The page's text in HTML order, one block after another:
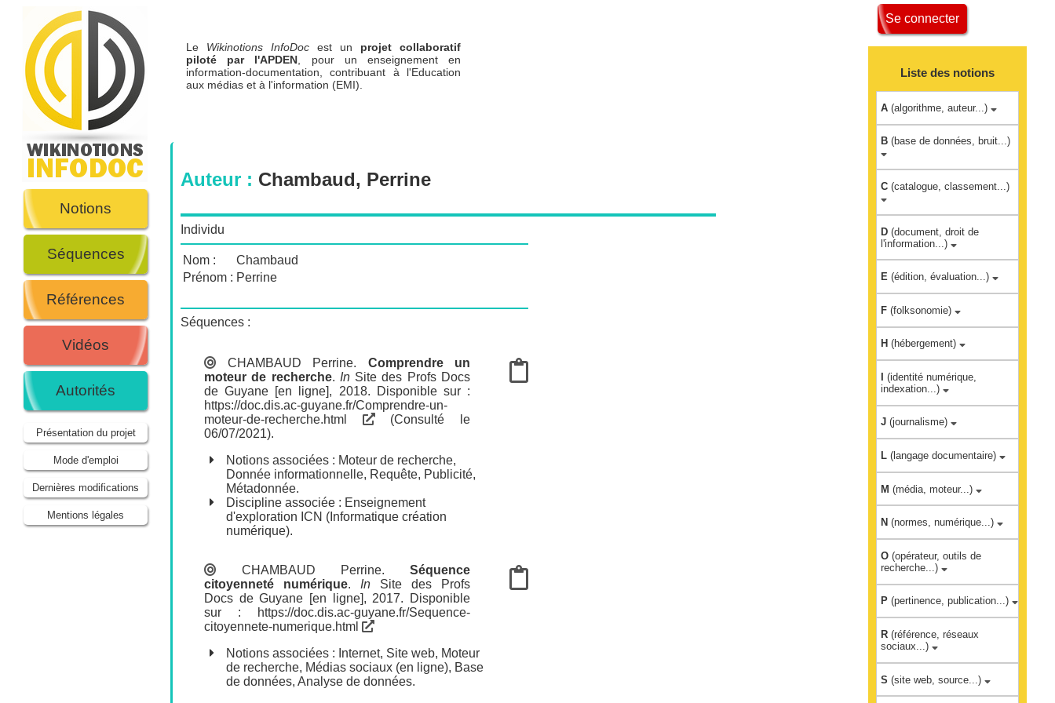
Notions
Séquences
Références
Vidéos
Autorités
Présentation du projet
Mode d'emploi
Dernières modifications
Mentions légales
Le Wikinotions InfoDoc est un projet collaboratif
piloté par l'APDEN, pour un enseignement en
information-documentation, contribuant à l'Education
aux médias et à l'information (EMI).
Auteur : Chambaud, Perrine
Individu
Nom :
Chambaud
Prénom : Perrine
Séquences :
CHAMBAUD Perrine. Comprendre un
moteur de recherche. InSite des Profs Docs
de Guyane [en ligne], 2018. Disponible sur :
https://doc.dis.ac-guyane.fr/Comprendre-un-
moteur-de-recherche.html
(Consulté le
06/07/2021).
Notions associées : Moteur de recherche,
Donnée informationnelle, Requête, Publicité,
Métadonnée.
Discipline associée : Enseignement
d'exploration ICN (Informatique création
numérique).
CHAMBAUD Perrine. Séquence
citoyenneté numérique. InSite des Profs
Docs de Guyane [en ligne], 2017. Disponible
sur :
https://doc.dis.ac-guyane.fr/Sequence-
citoyennete-numerique.html
Notions associées : Internet, Site web, Moteur
de recherche, Médias sociaux (en ligne), Base
de données, Analyse de données.
Se connecter
Liste des notions
A(algorithme, auteur...)
B(base de données, bruit...)
C(catalogue, classement...)
D(document, droit de
l'information...)
E(édition, évaluation...)
F(folksonomie)
H (hébergement)
(identité numérique,
indexation...)
J(journalisme)
L(langage documentaire)
M (média, moteur...)
N (normes, numérique...)
O(opérateur, outils de
recherche...)
P(pertinence, publication...)
R(référence, réseaux
sociaux...)
S (site web, source...)